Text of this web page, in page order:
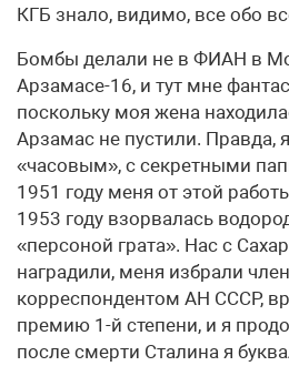
КГБ знало, видимо, все обо
Бомбы делали не в ФИАН в
Арзамасе-16, и тут мне
поскольку моя жена
Арзамас не пустили. Правда,
«часовым», с секретными
1951 году меня от этой
1953 году взорвалась
«персоной грата». Нас с
наградили, меня избрали
корреспондентом АН СССР,
премию 1-й степени, и я
после смерти Сталина я